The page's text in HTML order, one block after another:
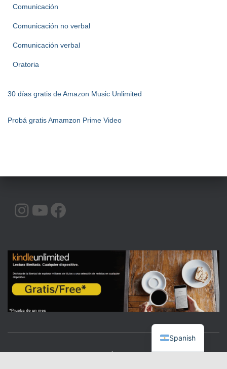
Comunicación
Comunicación no verbal
Comunicación verbal
Oratoria
30 días gratis de Amazon Music Unlimited
Probá gratis Amamzon Prime Video
INSTAGRAM YOUTUBE
Spanish